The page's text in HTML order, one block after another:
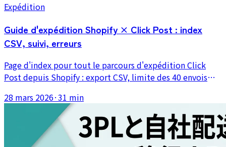
Expédition
Guide d'expédition Shopify × Click Post : index
CSV, suivi, erreurs
Page d'index pour tout le parcours d'expédition Click
Post depuis Shopify : export CSV, limite des 40 envois
des numéros de suivi, gestion des erreurs d'adresse et
d'encodage. Organisée à partir de 3 ans et 2 200 envois
pour renvoyer directement vers l'article qui traite votre
question.
28 mars 2026·31 min